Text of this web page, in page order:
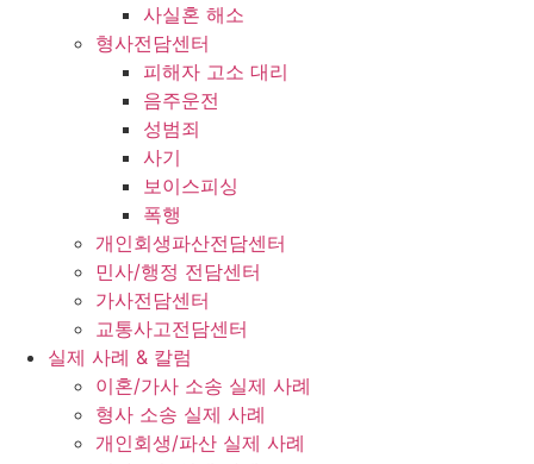
사실혼 해소
형사전담센터
피해자 고소 대리
음주운전
성범죄
사기
보이스피싱
폭행
개인회생파산전담센터
민사/행정 전담센터
가사전담센터
교통사고전담센터
실제 사례 & 칼럼
이혼/가사 소송 실제 사례
형사 소송 실제 사례
개인회생/파산 실제 사례